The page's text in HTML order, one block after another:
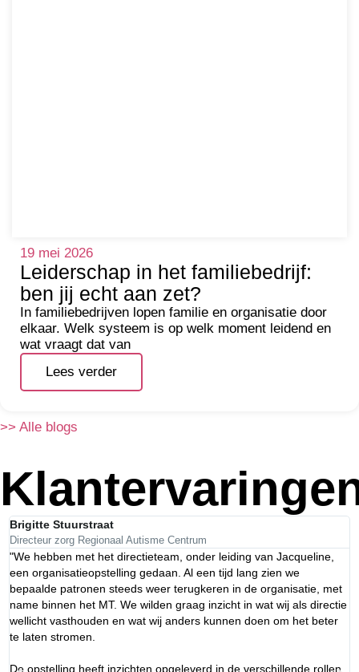
19 mei 2026
Leiderschap in het familiebedrijf:
ben jij echt aan zet?
In familiebedrijven lopen familie en organisatie door
elkaar. Welk systeem is op welk moment leidend en
wat vraagt dat van
Lees verder
>> Alle blogs
Brigitte Stuurstraat
Directeur zorg Regionaal Autisme Centrum
"We hebben met het directieteam, onder leiding van Jacqueline,
een organisatieopstelling gedaan. Al een tijd lang zien we
bepaalde patronen steeds weer terugkeren in de organisatie, met
name binnen het MT. We wilden graag inzicht in wat wij als directie
wellicht vasthouden en wat wij anders kunnen doen om het beter
te laten stromen.
De opstelling heeft inzichten opgeleverd in de verschillende rollen